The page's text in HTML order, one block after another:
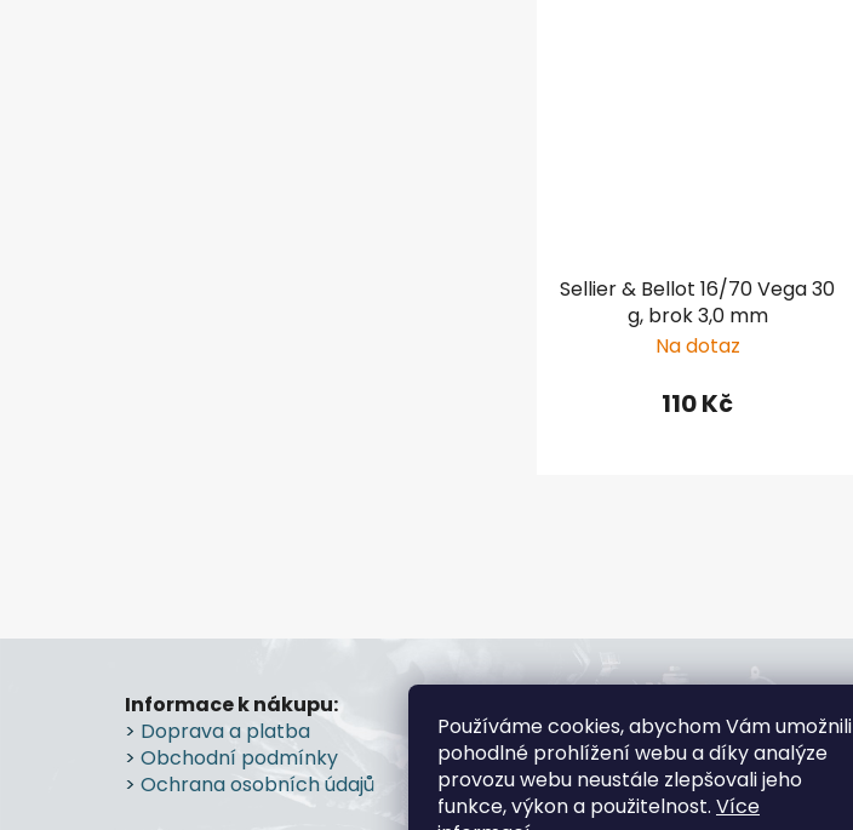
Používáme cookies, abychom Vám umožnili
pohodlné prohlížení webu a díky analýze
provozu webu neustále zlepšovali jeho
funkce, výkon a použitelnost. Více
Sellier & Bellot 16/70 Vega 30
g, brok 3,0 mm
Na dotaz
110 Kč
Informace k nákupu:
> Doprava a platba
> Obchodní podmínky
> Ochrana osobních údajů
Průmyslová 4544/1c,
Prostějov
>Více informací